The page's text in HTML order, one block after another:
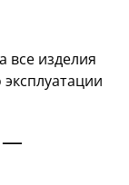
все изделия
—